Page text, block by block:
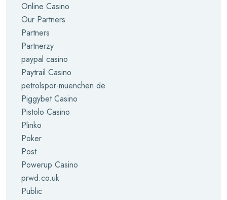
Online Casino
Our Partners
Partners
Partnerzy
paypal casino
Paytrail Casino
petrolspor-muenchen.de
Piggybet Casino
Pistolo Casino
Plinko
Poker
Post
Powerup Casino
prwd.co.uk
Public